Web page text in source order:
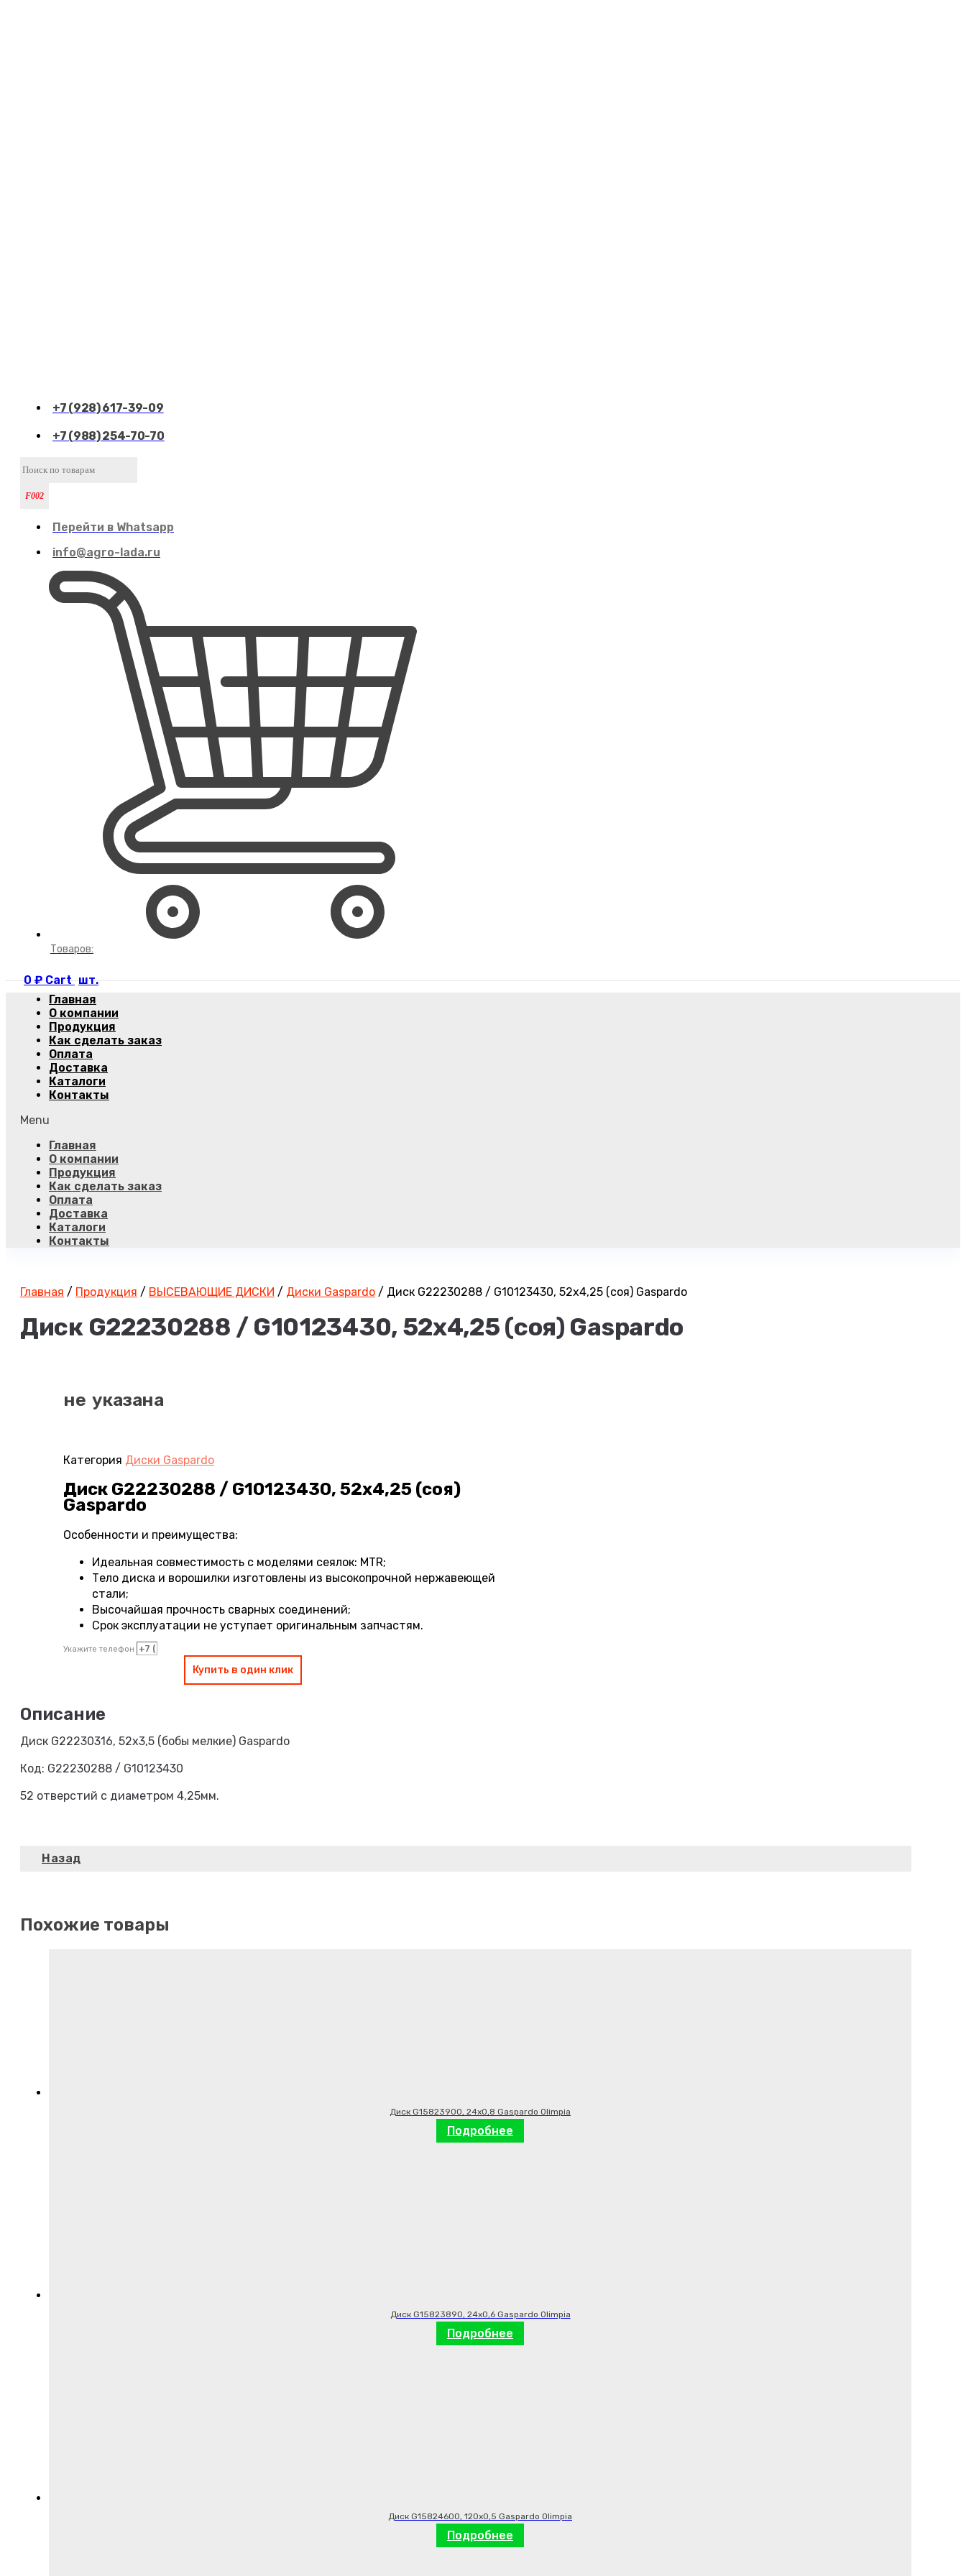
+7 (928) 617-39-09
+7 (988) 254-70-70
Перейти в Whatsapp
info@agro-lada.ru
Товаров:
0₽ Cart
Главная
О компании
Продукция
Как сделать заказ
Оплата
Доставка
Каталоги
Контакты
Menu
Главная
О компании
Продукция
Как сделать заказ
Оплата
Доставка
Каталоги
Контакты
Главная / Продукция / ВЫСЕВАЮЩИЕ ДИСКИ / Диски Gaspardo / Диск G22230288 / G10123430, 52х4,25 (соя) Gaspardo
Диск G22230288 / G10123430, 52х4,25 (соя) Gaspardo
не указана
Категория Диски Gaspardo
Диск G22230288 / G10123430, 52х4,25 (соя)
Gaspardo
Особенности и преимущества:
Идеальная совместимость с моделями сеялок: MTR;
Тело диска и ворошилки изготовлены из высокопрочной нержавеющей
стали;
Высочайшая прочность сварных соединений;
Срок эксплуатации не уступает оригинальным запчастям.
Укажите телефон
Купить в один клик
Диск G22230316, 52х3,5 (бобы мелкие) Gaspardo
Код: G22230288 / G10123430
52 отверстий с диаметром 4,25мм.
Похожие товары
Диск G15823900, 24х0,8 Gaspardo Olimpia
Подробнее
Диск G15823890, 24х0,6 Gaspardo Olimpia
Подробнее
Диск G15824600, 120х0,5 Gaspardo Olimpia
Подробнее